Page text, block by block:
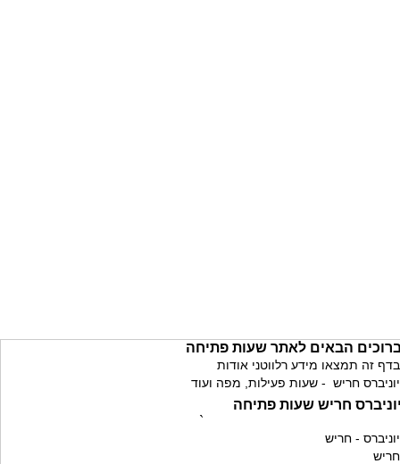
הבאים לאתר שעות פתיחה
בדף זה תמצאו מידע רלווטני אודות
יוניברס חריש - שעות פעילות, מפה ועוד
חריש שעות פתיחה
`
יוניברס - חריש
חריש